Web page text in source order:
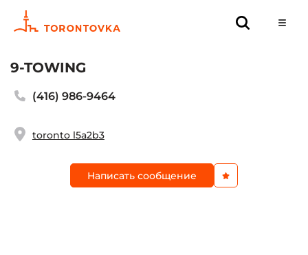
9-TOWING
(416) 986-9464
toronto l5a2b3
Написать сообщение